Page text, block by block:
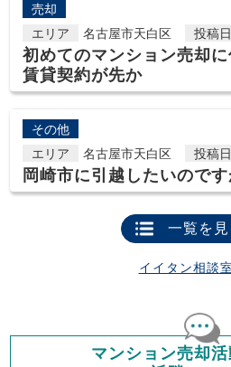
売却
エリア
名古屋市天白区 投稿日
初めてのマンション売却
賃貸契約が先か
その他
エリア
名古屋市天白区 投稿日
岡崎市に引越したいので
一覧を見
イイタン相談
マンション売却活